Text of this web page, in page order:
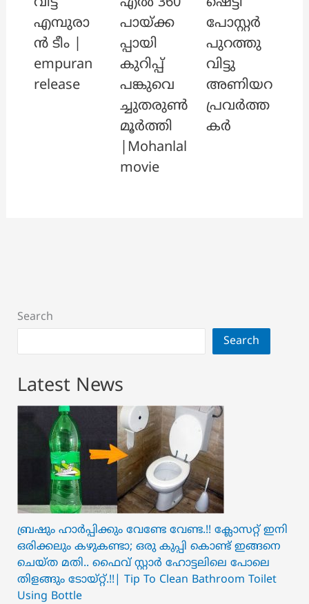
എമ്പുരാ
ൻ ടീം |
empuran
release
പായ്ക്ക
പ്പായി
കുറിപ്പ്
പങ്കുവെ
ച്ചുതരുൺ
മൂർത്തി
|Mohanlal
movie
പോസ്റ്റർ
പുറത്തു
വിട്ടു
അണിയറ
പ്രവർത്ത
കർ
Search
Search
Latest News
ബ്രഷും ഹാർപ്പിക്കും വേണ്ടേ വേണ്ട.!! ക്ലോസറ്റ് ഇനി
ഒരിക്കലും കഴുകണ്ടാ; ഒരു കുപ്പി കൊണ്ട് ഇങ്ങനെ
ചെയ്ത മതി.. ഫൈവ് സ്റ്റാർ ഹോട്ടലിലെ പോലെ
തിളങ്ങും ടോയ്റ്റ്.!!| Tip To Clean Bathroom Toilet
Using Bottle